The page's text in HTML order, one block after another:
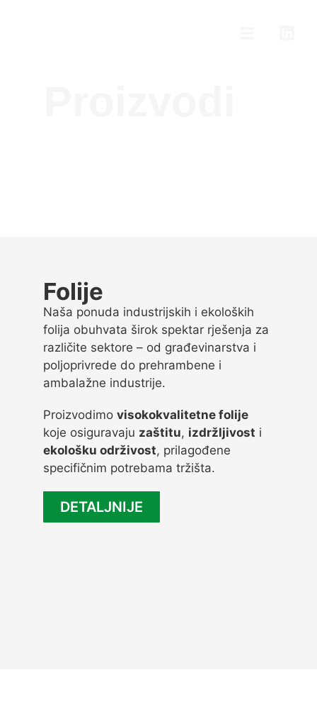
Folije
Naša ponuda industrijskih i ekoloških
folija obuhvata širok spektar rješenja za
različite sektore – od građevinarstva i
poljoprivrede do prehrambene i
ambalažne industrije.
Proizvodimo visokokvalitetne folije
koje osiguravaju zaštitu, izdržljivost i
ekološku održivost, prilagođene
specifičnim potrebama tržišta.
DETALJNIJE